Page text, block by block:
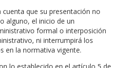
cuenta que su presentación no
alguno, el inicio de un
formal o interposición
ni interrumpirá los
en la normativa vigente.